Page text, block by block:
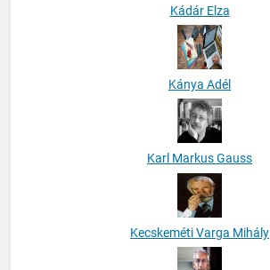
Kádár Elza
Kánya Adél
Karl Markus Gauss
Kecskeméti Varga Mihály